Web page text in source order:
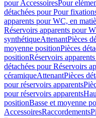
pour AccessoiresPour
détachées pour Pour
apparents pour WC, en
Réservoirs apparents pour
synthétiqueAttenantPièces
moyenne positionPièces
positionRéservoirs
détachées pour Réservoirs
céramiqueAttenantPièces
pour réservoirs apparents
pour réservoirs apparents
positionBasse et moyenne
AccessoiresRaccordements